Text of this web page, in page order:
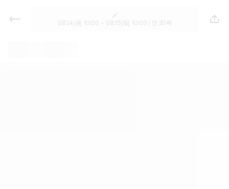
렌트카 - 대구 렌터카 가격비교, 최저
가 보장 1위 카모아
08.14(금) 10:00 ~ 08.15(토) 10:00 | 만 30세